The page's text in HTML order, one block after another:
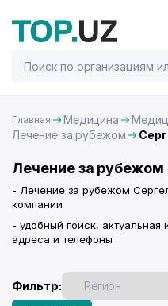
Главная Медицина
Лечение за рубежом
Лечение за рубежом
- Лечение за рубежом
компании
- удобный поиск,
адреса и телефоны
Фильтр: